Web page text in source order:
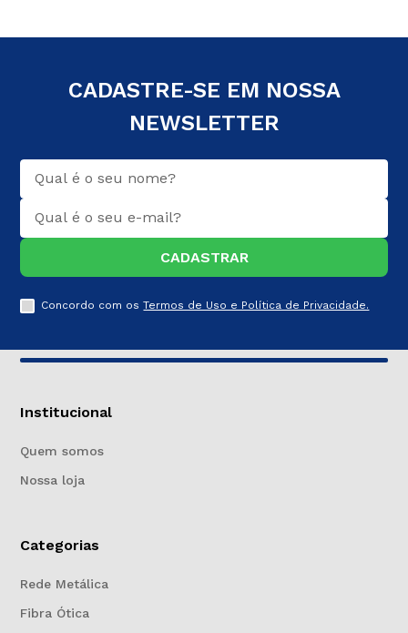
CADASTRE-SE EM NOSSA
NEWSLETTER
CADASTRAR
Concordo com osTermos de Uso e Política de Privacidade.
Institucional
Quem somos
Nossa loja
Categorias
Rede Metálica
Fibra Ótica